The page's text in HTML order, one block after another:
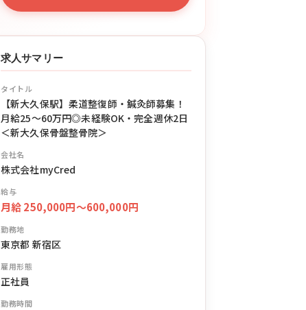
求人サマリー
タイトル
【新大久保駅】柔道整復師・鍼灸師募集！
月給25〜60万円◎未経験OK・完全週休2日
＜新大久保骨盤整骨院＞
会社名
株式会社myCred
給与
月給 250,000円〜600,000円
勤務地
東京都 新宿区
雇用形態
正社員
勤務時間